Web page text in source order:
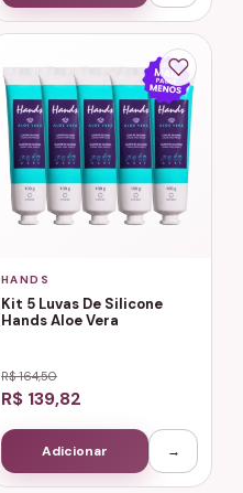
HANDS
Kit 5 Luvas De Silicone
Hands Aloe Vera
R$ 164,50
R$ 139,82
Adicionar →